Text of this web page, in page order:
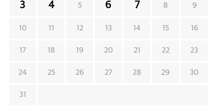
3 4 5 6 7 8 9
10 11 12 13 14 15 16
17 18 19 20 21 22 23
24 25 26 27 28 29 30
31